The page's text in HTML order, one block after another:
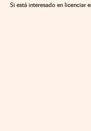
Si está interesado en licenciar